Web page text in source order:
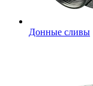
Донные сливы